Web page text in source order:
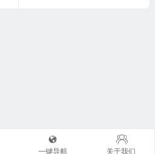
一键导航 关于我们